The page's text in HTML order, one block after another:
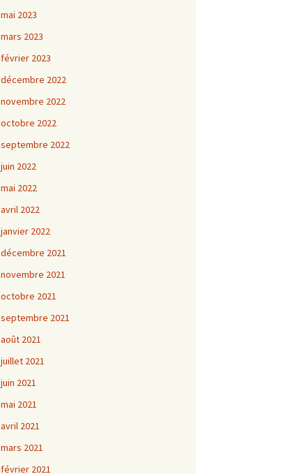
mai 2023
mars 2023
février 2023
décembre 2022
novembre 2022
octobre 2022
septembre 2022
juin 2022
mai 2022
avril 2022
janvier 2022
décembre 2021
novembre 2021
octobre 2021
septembre 2021
août 2021
juillet 2021
juin 2021
mai 2021
avril 2021
mars 2021
février 2021